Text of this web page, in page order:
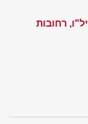
רחובות